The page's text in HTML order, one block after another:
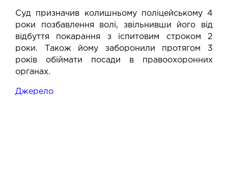
Суд призначив колишньому поліцейському 4
роки позбавлення волі, звільнивши його від
відбуття покарання з іспитовим строком 2
роки. Також йому заборонили протягом 3
років обіймати посади в правоохоронних
органах.
Джерело